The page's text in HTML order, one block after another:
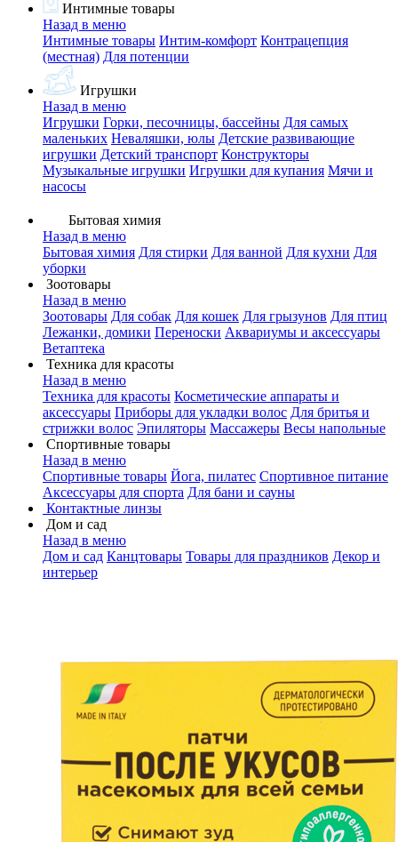
Интимные товары
Назад в меню
Интимные товары Интим-комфорт Контрацепция
(местная) Для потенции
Игрушки
Назад в меню
Игрушки Горки, песочницы, бассейны Для самых
маленьких Неваляшки, юлы Детские развивающие
игрушки Детский транспорт Конструкторы
Музыкальные игрушки Игрушки для купания Мячи и
насосы
Бытовая химия
Назад в меню
Бытовая химия Для стирки Для ванной Для кухни Для
уборки
Зоотовары
Назад в меню
Зоотовары Для собак Для кошек Для грызунов Для птиц
Лежанки, домики Переноски Аквариумы и аксессуары
Ветаптека
Техника для красоты
Назад в меню
Техника для красоты Косметические аппараты и
аксессуары Приборы для укладки волос Для бритья и
стрижки волос Эпиляторы Массажеры Весы напольные
Спортивные товары
Назад в меню
Спортивные товары Йога, пилатес Спортивное питание
Аксессуары для спорта Для бани и сауны
Контактные линзы
Дом и сад
Назад в меню
Дом и сад Канцтовары Товары для праздников Декор и
интерьер